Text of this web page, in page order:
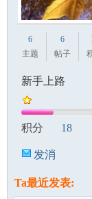
6
主题
6
帖子
新手上路
积分 18
发消
Ta最近发表: